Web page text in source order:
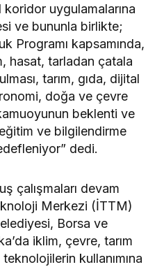
uygulamalarına
ve bununla birlikte;
Programı kapsamında,
hasat, tarladan çatala
tarım, gıda, dijital
doğa ve çevre
beklenti ve
ve bilgilendirme
dedi.
çalışmaları devam
Merkezi (İTTM)
Borsa ve
iklim, çevre, tarım
kullanımına